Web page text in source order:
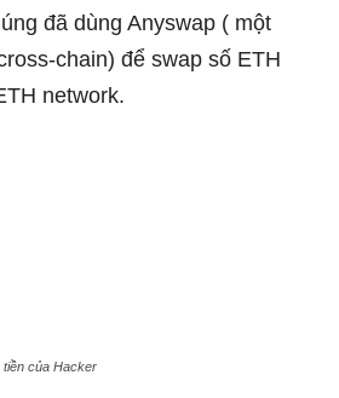
đã dùng Anyswap ( một
chain) để swap số ETH
network.
tiền của Hacker